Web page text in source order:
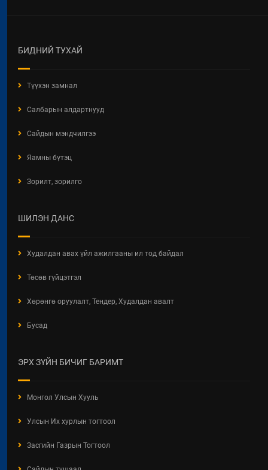
БИДНИЙ ТУХАЙ
Түүхэн замнал
Салбарын алдартнууд
Сайдын мэндчилгээ
Яамны бүтэц
Зорилт, зорилго
ШИЛЭН ДАНС
Худалдан авах үйл ажилгааны ил тод байдал
Төсөв гүйцэтгэл
Хөрөнгө оруулалт, Тендер, Худалдан авалт
Бусад
ЭРХ ЗҮЙН БИЧИГ БАРИМТ
Монгол Улсын Хууль
Улсын Их хурлын тогтоол
Засгийн Газрын Тогтоол